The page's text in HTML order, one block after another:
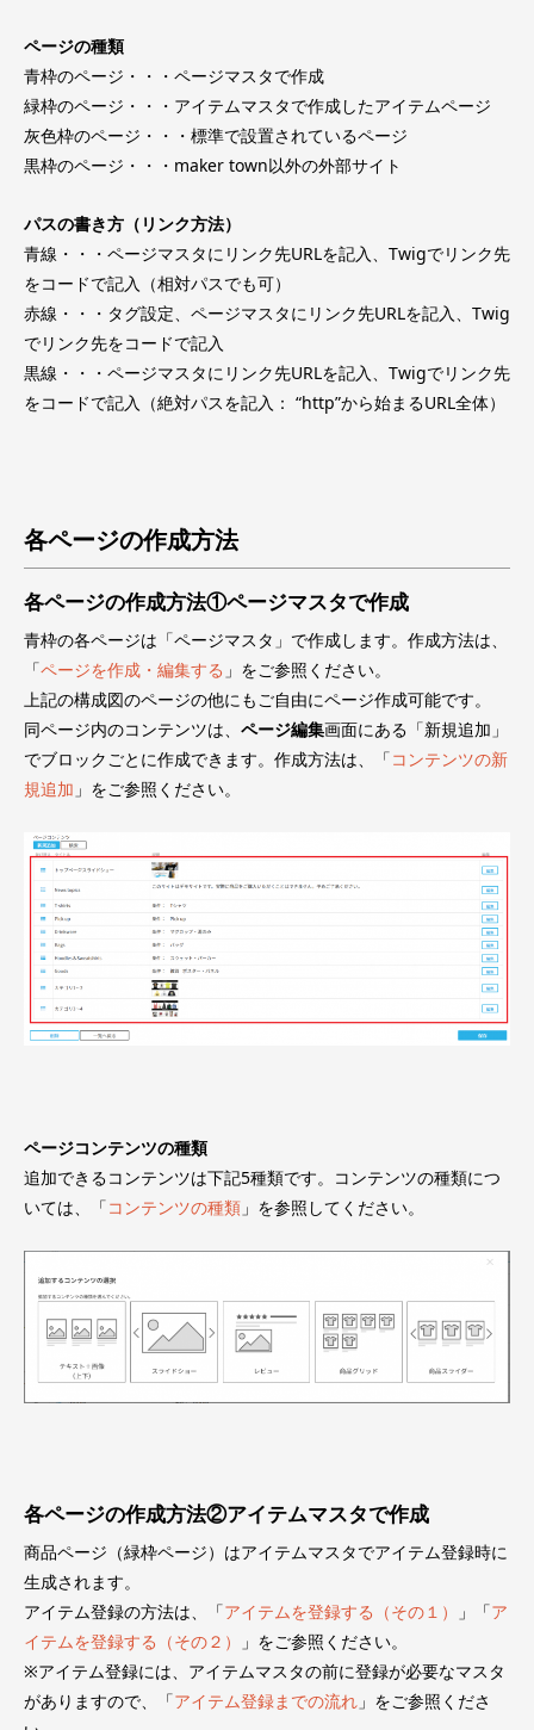
ページの種類
青枠のページ・・・ページマスタで作成
緑枠のページ・・・アイテムマスタで作成したアイテムページ
灰色枠のページ・・・標準で設置されているページ
黒枠のページ・・・maker town以外の外部サイト
パスの書き方（リンク方法）
青線・・・ページマスタにリンク先URLを記入、Twigでリンク先
をコードで記入（相対パスでも可）
赤線・・・タグ設定、ページマスタにリンク先URLを記入、Twig
でリンク先をコードで記入
黒線・・・ページマスタにリンク先URLを記入、Twigでリンク先
をコードで記入（絶対パスを記入： “http”から始まるURL全体）
各ページの作成方法
各ページの作成方法①ページマスタで作成
青枠の各ページは「ページマスタ」で作成します。作成方法は、
「ページを作成・編集する 」をご参照ください。
上記の構成図のページの他にもご自由にページ作成可能です。
同ページ内のコンテンツは、 ページ編集画面にある「新規追加」
でブロックごとに作成できます。作成方法は、「コンテンツの新
規追加 」をご参照ください。
ページコンテンツの種類
追加できるコンテンツは下記5種類です。コンテンツの種類につ
いては、「コンテンツの種類 」を参照してください。
各ページの作成方法②アイテムマスタで作成
商品ページ（緑枠ページ）はアイテムマスタでアイテム登録時に
生成されます。
アイテム登録の方法は、「アイテムを登録する（その１） 」「ア
イテムを登録する（その２）
」をご参照ください。
※アイテム登録には、アイテムマスタの前に登録が必要なマスタ
がありますので、「アイテム登録までの流れ 」をご参照くださ